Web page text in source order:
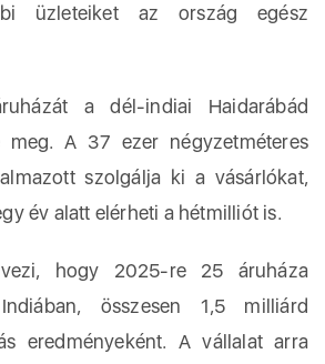
üzleteiket az ország egész
a dél-indiai Haidarábád
meg. A 37 ezer négyzetméteres
szolgálja ki a vásárlókat,
év alatt elérheti a hétmilliót is.
hogy 2025-re 25 áruháza
összesen 1,5 milliárd
eredményeként. A vállalat arra